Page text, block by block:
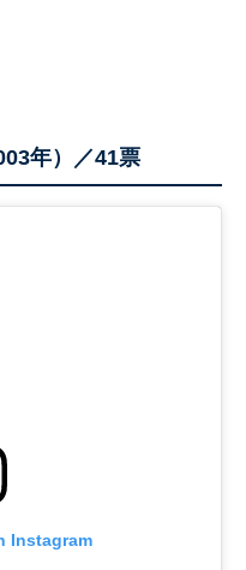
年）／41票
Instagram